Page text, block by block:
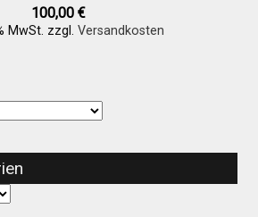
100,00 €
MwSt. zzgl. Versandkosten